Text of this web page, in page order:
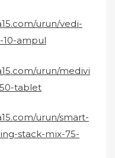
urun/vedi-
ampul
urun/medivi
tablet
urun/smart-
stack-mix-75-